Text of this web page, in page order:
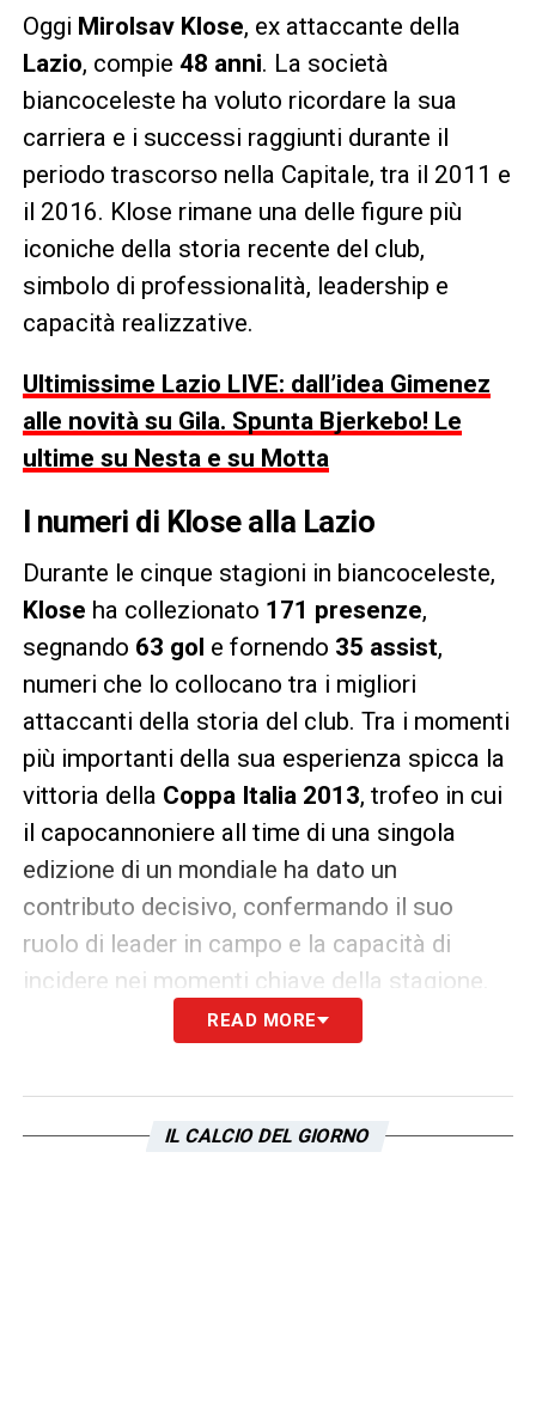
Oggi Mirolsav Klose, ex attaccante della
Lazio, compie 48 anni. La società
biancoceleste ha voluto ricordare la sua
carriera e i successi raggiunti durante il
periodo trascorso nella Capitale, tra il 2011 e
il 2016. Klose rimane una delle figure più
iconiche della storia recente del club,
simbolo di professionalità, leadership e
capacità realizzative.
Ultimissime Lazio LIVE: dall’idea Gimenez
alle novità su Gila. Spunta Bjerkebo! Le
ultime su Nesta e su Motta
I numeri di Klose alla Lazio
Durante le cinque stagioni in biancoceleste,
Klose ha collezionato 171 presenze,
segnando 63 gol e fornendo 35 assist,
numeri che lo collocano tra i migliori
attaccanti della storia del club. Tra i momenti
più importanti della sua esperienza spicca la
vittoria della Coppa Italia 2013, trofeo in cui
il capocannoniere all time di una singola
edizione di un mondiale ha dato un
contributo decisivo, confermando il suo
ruolo di leader in campo e la capacità di
incidere nei momenti chiave della stagione.
Gli auguri della Lazio sui social all’ex
La società ha celebrato l’ex bomber sui
READ MORE
IL CALCIO DEL GIORNO